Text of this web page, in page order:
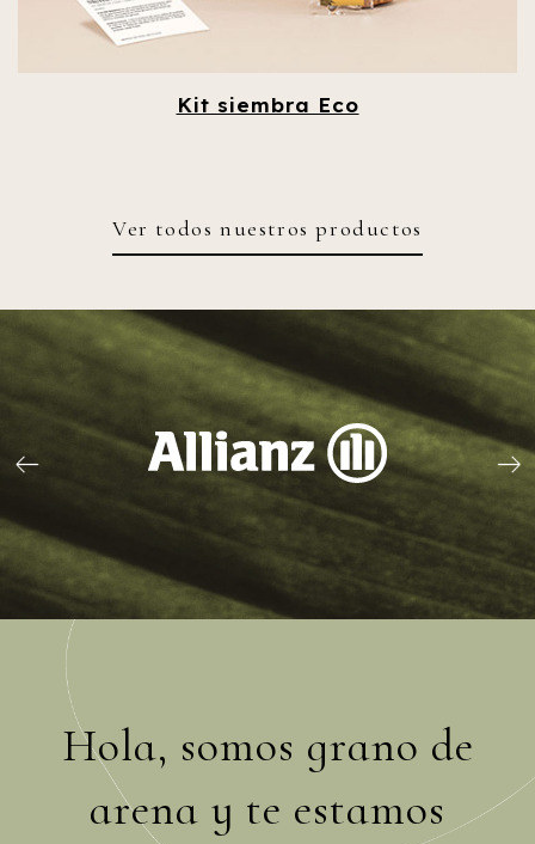
Kit siembra Eco
Ver todos nuestros productos
Hola, somos grano de
arena y te estamos